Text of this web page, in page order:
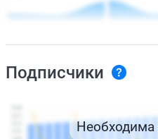
Подписчики
Необходима